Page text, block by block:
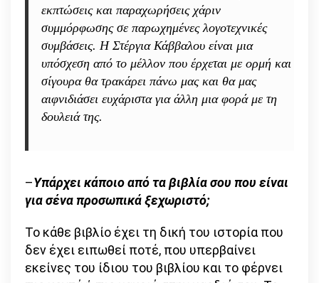
εκπτώσεις και παραχωρήσεις χάριν
συμμόρφωσης σε παρωχημένες λογοτεχνικές
συμβάσεις. Η Στέργια Κάββαλου είναι μια
υπόσχεση από το μέλλον που έρχεται με ορμή και
σίγουρα θα τρακάρει πάνω μας και θα μας
αιφνιδιάσει ευχάριστα για άλλη μια φορά με τη
δουλειά της.
–Υπάρχει κάποιο από τα βιβλία σου που είναι
για σένα προσωπικά ξεχωριστό;
Το κάθε βιβλίο έχει τη δική του ιστορία που
δεν έχει ειπωθεί ποτέ, που υπερβαίνει
εκείνες του ίδιου του βιβλίου και το φέρνει